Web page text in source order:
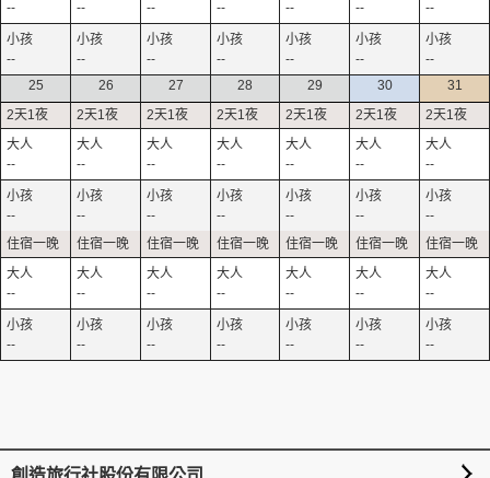
--
--
--
--
--
--
--
--
--
--
--
--
--
--
25
--
--
--
--
26
--
--
--
--
27
--
--
--
--
28
--
--
--
--
29
--
--
--
--
30
--
--
--
--
31
--
--
--
--